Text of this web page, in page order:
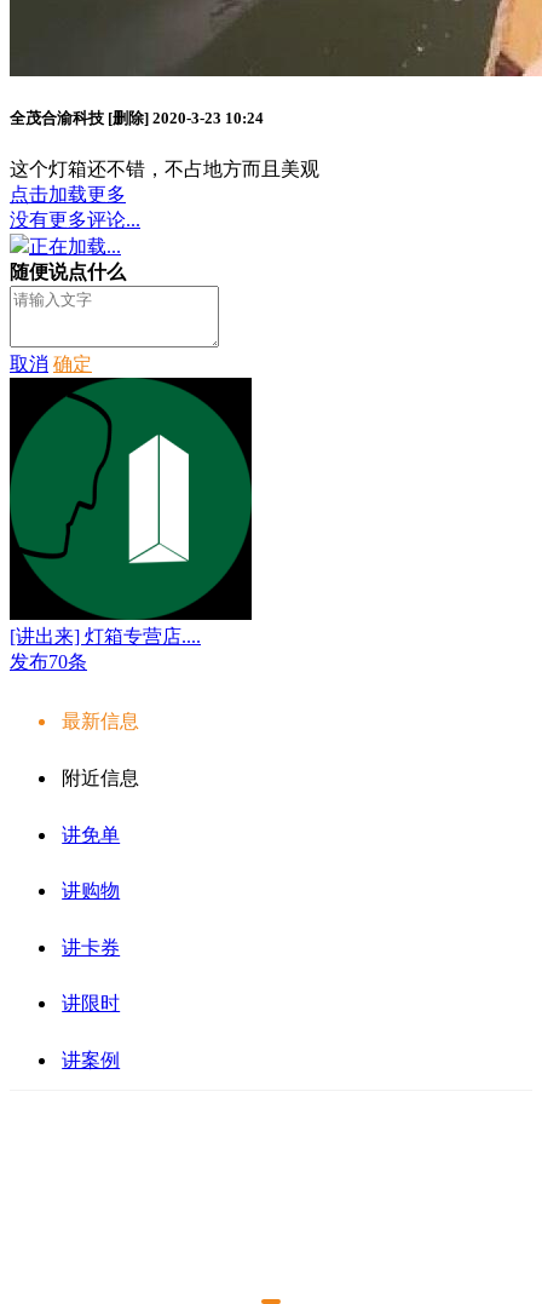
全茂合渝科技 [删除] 2020-3-23 10:24
这个灯箱还不错，不占地方而且美观
点击加载更多
没有更多评论...
正在加载...
随便说点什么
取消 确定
[讲出来] 灯箱专营店....
发布70条
最新信息
附近信息
讲免单
讲购物
讲卡券
讲限时
讲案例